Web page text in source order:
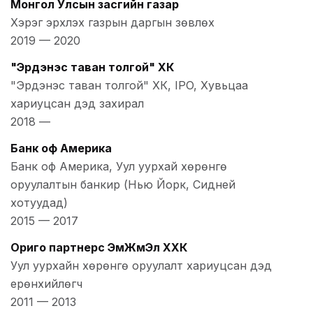
Монгол Улсын засгийн газар
Хэрэг эрхлэх газрын даргын зөвлөх
2019 — 2020
"Эрдэнэс таван толгой" ХК
"Эрдэнэс таван толгой" ХК, IPO, Хувьцаа
хариуцсан дэд захирал
2018 —
Банк оф Америка
Банк оф Америка, Уул уурхай хөрөнгө
оруулалтын банкир (Нью Йорк, Сидней
хотуудад)
2015 — 2017
Ориго партнерс ЭмЖмЭл ХХК
Уул уурхайн хөрөнгө оруулалт хариуцсан дэд
ерөнхийлөгч
2011 — 2013